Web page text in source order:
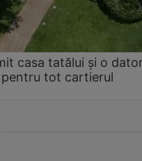
casa tatălui și o
tot cartierul